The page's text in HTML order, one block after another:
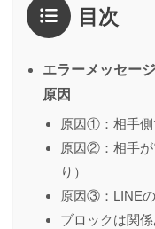
目次
エラーメッセー
原因
原因①：相手側
原因②：相手
り）
原因③：LINE
ブロックは関係